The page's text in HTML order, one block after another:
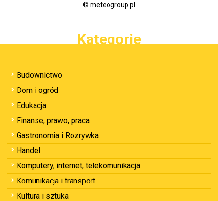
© meteogroup.pl
Kategorie
Budownictwo
Dom i ogród
Edukacja
Finanse, prawo, praca
Gastronomia i Rozrywka
Handel
Komputery, internet, telekomunikacja
Komunikacja i transport
Kultura i sztuka